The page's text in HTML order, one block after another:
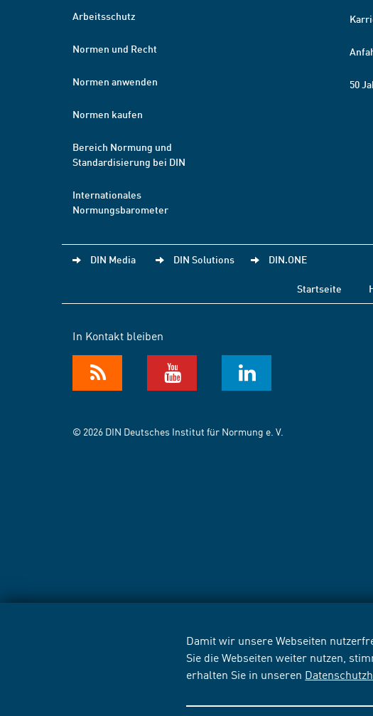
Damit wir unsere Webseiten
Sie die Webseiten weiter nutzen,
erhalten Sie in unseren
Arbeitsschutz
Normen und Recht
Normen anwenden
Normen kaufen
Bereich Normung und
Standardisierung bei DIN
Internationales
Normungsbarometer
50
DIN Media DIN Solutions DIN.ONE
Startseite
In Kontakt bleiben
© 2026 DIN Deutsches Institut für Normung e. V.